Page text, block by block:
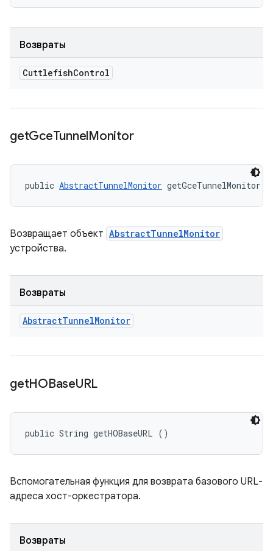
Возвраты
CuttlefishControl
getGceTunnelMonitor
public AbstractTunnelMonitor getGceTunnelMonitor
Возвращает объект AbstractTunnelMonitor
устройства.
Возвраты
AbstractTunnelMonitor
getHOBaseURL
public String getHOBaseURL ()
Вспомогательная функция для возврата базового URL-
адреса хост-оркестратора.
Возвраты